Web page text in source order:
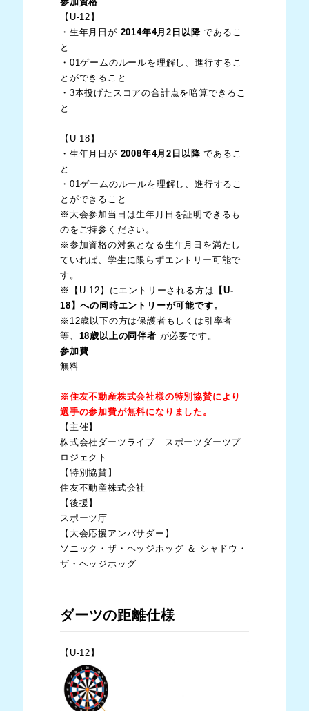
【U-12】
・生年月日が 2014年4月2日以降 であるこ
と
・01ゲームのルールを理解し、進行するこ
とができること
・3本投げたスコアの合計点を暗算できるこ
と
【U-18】
・生年月日が 2008年4月2日以降 であるこ
と
・01ゲームのルールを理解し、進行するこ
とができること
※大会参加当日は生年月日を証明できるも
のをご持参ください。
※参加資格の対象となる生年月日を満たし
ていれば、学生に限らずエントリー可能で
す。
※【U-12】にエントリーされる方は 【U-
18】への同時エントリーが可能です。
※12歳以下の方は保護者もしくは引率者
等、 18歳以上の同伴者 が必要です。
参加費
無料
※住友不動産株式会社様の特別協賛により
選手の参加費が無料になりました。
【主催】
株式会社ダーツライブ スポーツダーツプ
ロジェクト
【特別協賛】
住友不動産株式会社
【後援】
スポーツ庁
【大会応援アンバサダー】
ソニック・ザ・ヘッジホッグ ＆ シャドウ・
ザ・ヘッジホッグ
ダーツの距離仕様
【U-12】